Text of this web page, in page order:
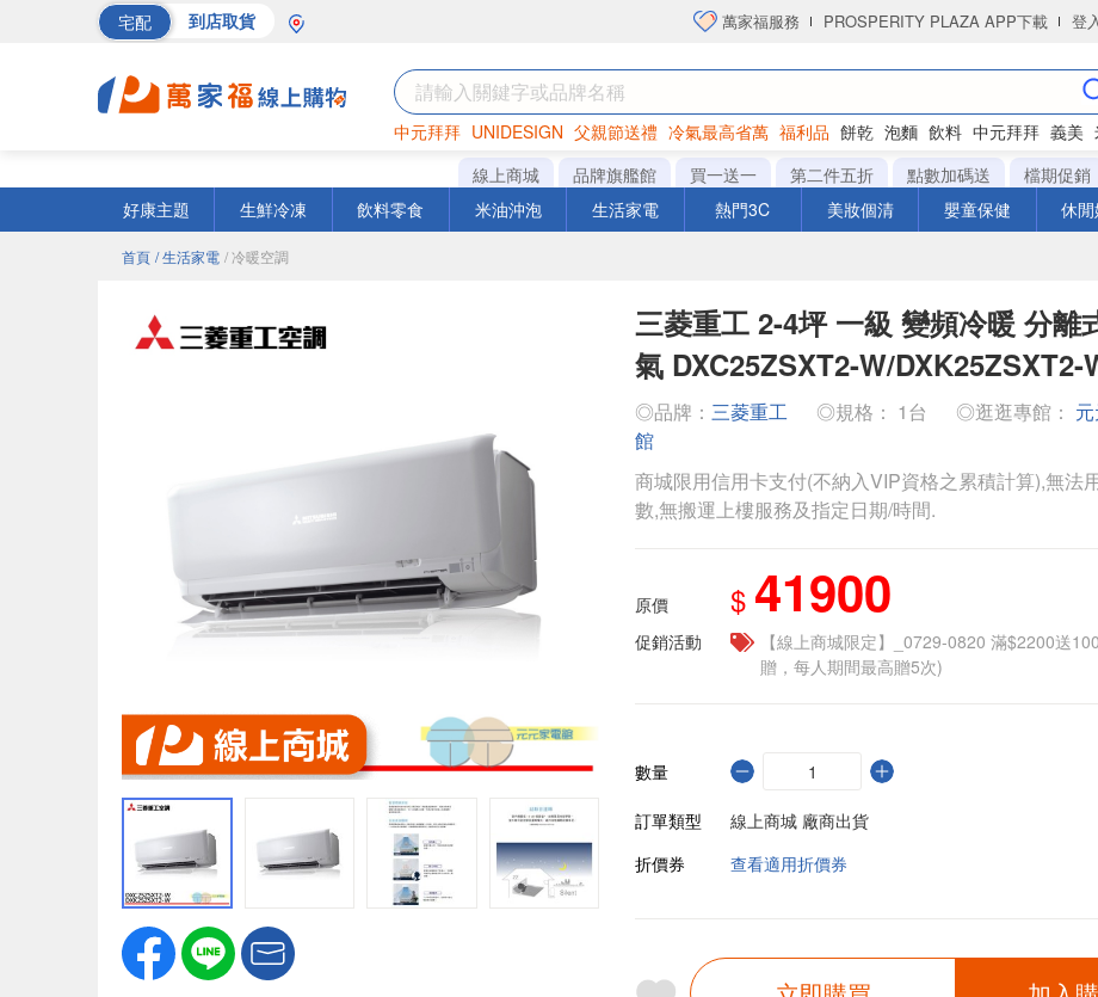
宅配 到店取貨 萬家福服務 PROSPERITY PLAZA APP下載 登
中元拜拜 UNIDESIGN 父親節送禮 冷氣最高省萬 福利品 餅乾 泡麵 飲料 中元拜拜 義美
罐頭 海苔 洋芋片
線上商城 品牌旗艦館 買一送一 第二件五折 點數加碼送 檔期促銷
好康主題
生鮮冷凍 飲料零食 米油沖泡 生活家電 熱門3C 美妝個清 嬰童保健 休
首頁 / 生活家電 / 冷暖空調
三菱重工 2-4坪 一級 變頻冷暖 分離
氣 DXC25ZSXT2-W/DXK25ZSXT2-
◎品牌： 三菱重工 ◎規格： 1台 ◎逛逛專館：
館
商城限用信用卡支付(不納入VIP資格之累積計算),無法
數,無搬運上樓服務及指定日期/時間.
原價 $ 41900
促銷活動
【線上商城限定】_0729-0820 滿$2200送
贈，每人期間最高贈5次)
數量
訂單類型
線上商城 廠商出貨
折價券
查看適用折價券